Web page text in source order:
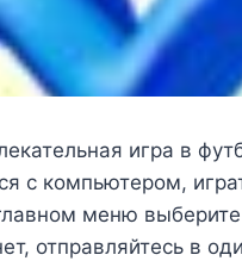
игра в
с компьютером,
меню
отправляйтесь в